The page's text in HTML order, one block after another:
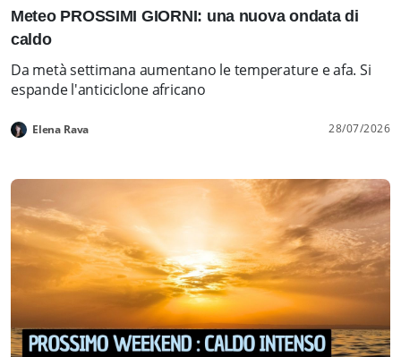
Meteo PROSSIMI GIORNI: una nuova ondata di
caldo
Da metà settimana aumentano le temperature e afa. Si
espande l'anticiclone africano
Elena Rava 28/07/2026